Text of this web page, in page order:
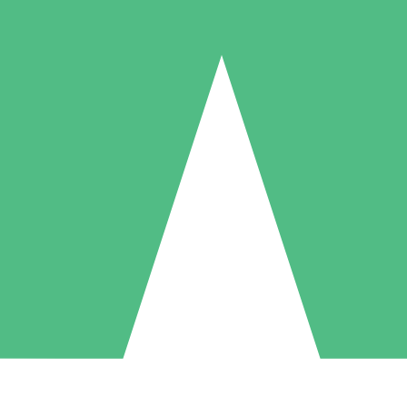
Individuella Kreditpaket
per användning med nedladdningskrediter. Inget månatligt åtagande
5 Nedladdningar
US$